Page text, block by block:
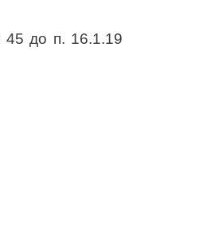
45 до п. 16.1.19